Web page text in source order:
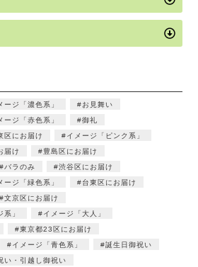
ージ「濃色系」
お見舞い
ージ「赤色系」
御礼
区にお届け
イメージ「ピンク系」
届け
豊島区にお届け
バラのみ
渋谷区にお届け
ージ「緑色系」
台東区にお届け
文京区にお届け
系」
イメージ「大人」
東京都23区にお届け
イメージ「青色系」
誕生日御祝い
い・引越し御祝い